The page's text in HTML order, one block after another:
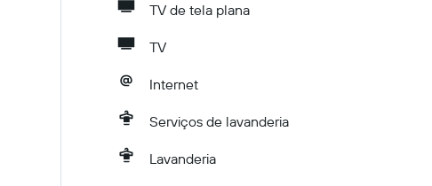
TV de tela plana
TV
Internet
Serviços de lavanderia
Lavanderia